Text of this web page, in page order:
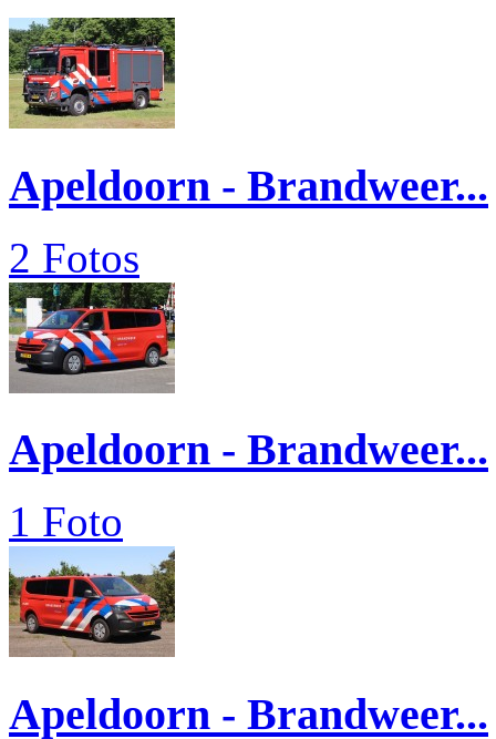
Apeldoorn - Brandweer...
2 Fotos
Apeldoorn - Brandweer...
1 Foto
Apeldoorn - Brandweer...